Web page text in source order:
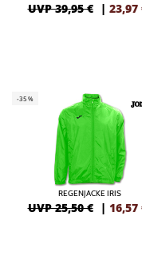
UVP 39,95 € | 23,97
-35%
REGENJACKE IRIS
UVP 25,50 € | 16,57